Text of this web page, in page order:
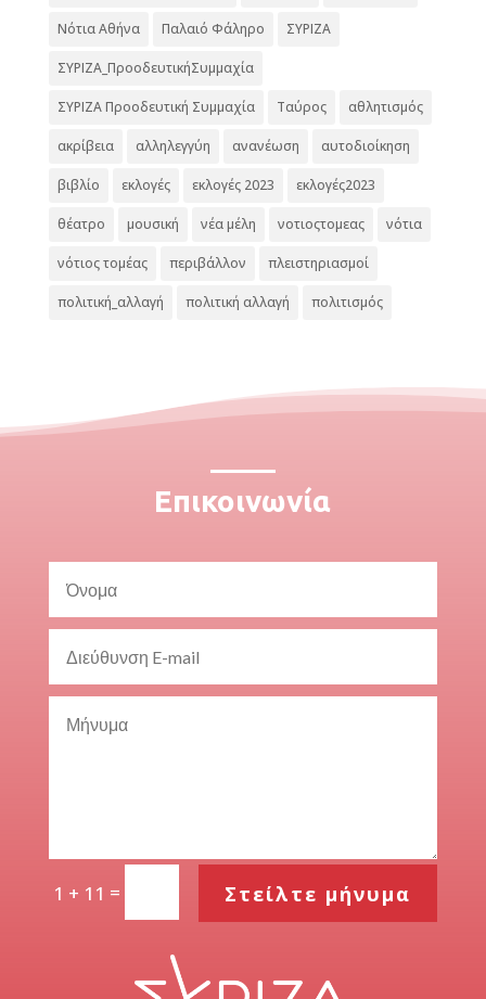
Νότια Αθήνα Παλαιό Φάληρο ΣΥΡΙΖΑ
ΣΥΡΙΖΑ_ΠροοδευτικήΣυμμαχία
ΣΥΡΙΖΑ Προοδευτική Συμμαχία Ταύρος αθλητισμός
ακρίβεια αλληλεγγύη ανανέωση αυτοδιοίκηση
βιβλίο εκλογές εκλογές 2023 εκλογές2023
θέατρο μουσική νέα μέλη νοτιοςτομεας νότια
νότιος τομέας περιβάλλον πλειστηριασμοί
πολιτική_αλλαγή πολιτική αλλαγή πολιτισμός
Επικοινωνία
1 + 11 = Στείλτε μήνυμα